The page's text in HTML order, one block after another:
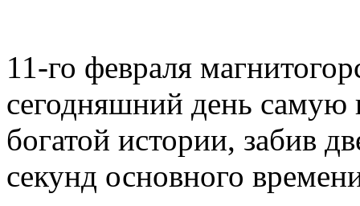
11-го февраля
сегодняшний день
богатой истории, забив
секунд основного